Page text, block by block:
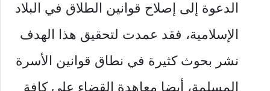
الدعوة إلى إصلاح قوانين الطلاق في البلاد
الإسلامية، فقد عمدت لتحقيق هذا الهدف
نشر بحوث كثيرة في نطاق قوانين الأسرة
المسلمة، أيضا معاهدة القضاء على كافة